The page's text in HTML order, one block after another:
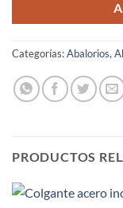
Categorías:Abalorios,
PRODUCTOS